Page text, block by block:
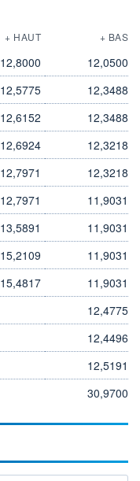
+ HAUT + BAS
12,8000
12,0500
12,5775
12,3488
12,6152
12,3488
12,6924
12,3218
12,7971
12,3218
12,7971
11,9031
13,5891
11,9031
15,2109
11,9031
15,4817
11,9031
12,4775
12,4496
12,5191
30,9700